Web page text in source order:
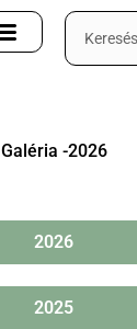
Galéria -2026
2026
2025